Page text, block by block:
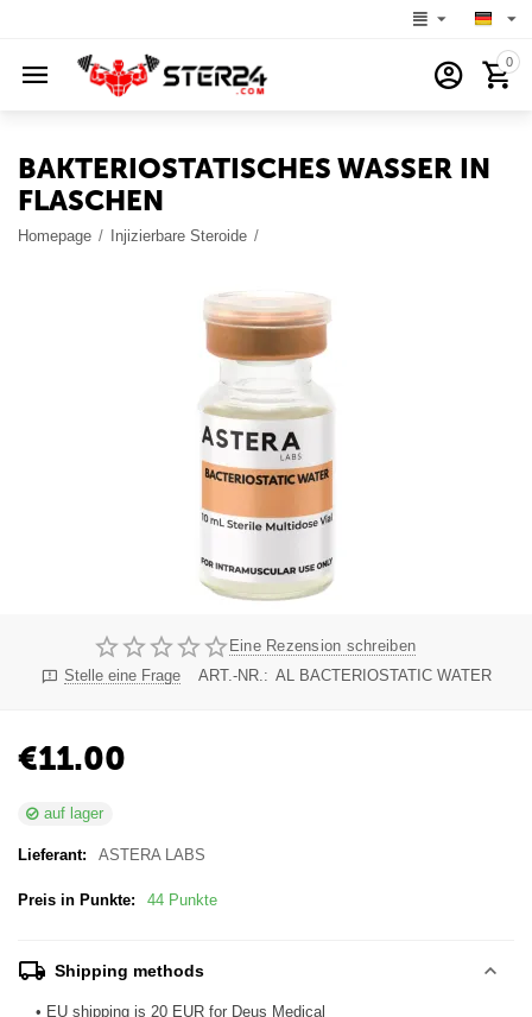
0
BAKTERIOSTATISCHES WASSER IN
FLASCHEN
Homepage / Injizierbare Steroide /
Eine Rezension schreiben
Stelle eine Frage
ART.-NR.: AL BACTERIOSTATIC WATER
€11.00
auf lager
Lieferant: ASTERA LABS
Preis in Punkte: 44 Punkte
Shipping methods
• EU shipping is 20 EUR for Deus Medical